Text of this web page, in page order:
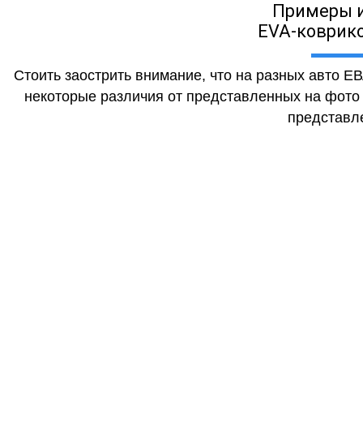
Примеры
EVA-
Стоить заострить внимание, что на разных авто
некоторые различия от представленных на